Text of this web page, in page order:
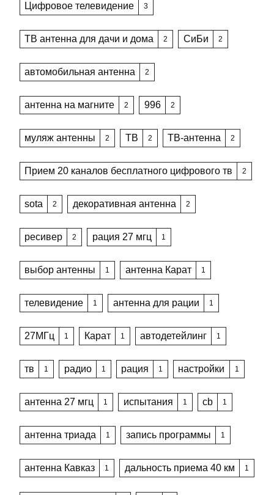
Цифровое телевидение 3
ТВ антенна для дачи и дома 2 СиБи 2
автомобильная антенна 2
антенна на магните 2 996 2
муляж антенны 2 ТВ 2 ТВ-антенна 2
Прием 20 каналов бесплатного цифрового тв 2
sota 2 декоративная антенна 2
ресивер 2 рация 27 мгц 1
выбор антенны 1 антенна Карат 1
телевидение 1 антенна для рации 1
27МГц 1 Карат 1 автодетейлинг 1
тв 1 радио 1 рация 1 настройки 1
антенна 27 мгц 1 испытания 1 cb 1
антенна триада 1 запись программы 1
антенна Кавказ 1 дальность приема 40 км 1